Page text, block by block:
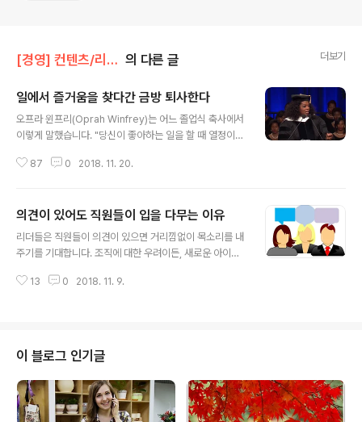
[경영] 컨텐츠/리더십 및 자기계발 의 다른 글 더보기
일에서 즐거움을 찾다간 금방 퇴사한다
오프라 윈프리(Oprah Winfrey)는 어느 졸업식 축사에서
이렇게 말했습니다. "당신이 좋아하는 일을 할 때 열정이
좋아하고 '즐기는' 일을 할 때 열정이 생겨난다고 믿습니다.
언하곤 합니다. 하지만 이와 반대되는 주장이 있습니다. 좋
아하는 일이 아니라 자신이 중요하다고 믿는 일, 도전할 만
한 가치가 있는 일을 할 때 열정이 자라난다고 말입니다. 좋
니라 결국에는 그 일을 싫어하게 될 거라고 충고하는 측이
87 0 2018. 11. 20.
의견이 있어도 직원들이 입을 다무는 이유
리더들은 직원들이 의견이 있으면 거리낌없이 목소리를 내
주기를 기대합니다. 조직에 대한 우려이든, 새로운 아이디
을 건강하게 유지시킨다고 생각합니다. 물론 리더가 생각
적으로 목소리를 내기를 기대하죠. 헌데 어떤 리더들은 직
원들의 성격을 탓하기도 합니다. 내성적이고 조심스러우며
갈등보다는 조화를 추구하는 직원들이 많아서 의견이 있어
도 자유롭게 제안하지 않는 것 같다고 불평하는 경우가 있
죠. 리더 자신은 언제나 오픈 마인드로 직원들의 목소리의
13 0 2018. 11. 9.
이 블로그 인기글